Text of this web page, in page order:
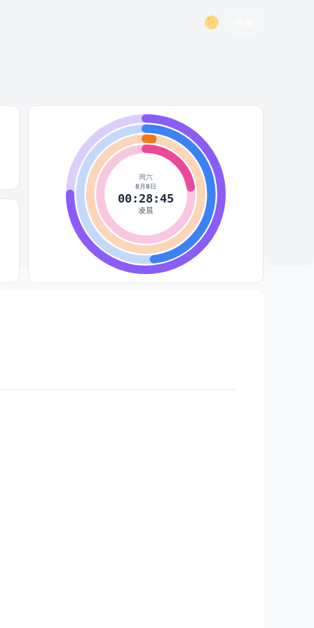
周六
8月8日
00:28:46
凌晨